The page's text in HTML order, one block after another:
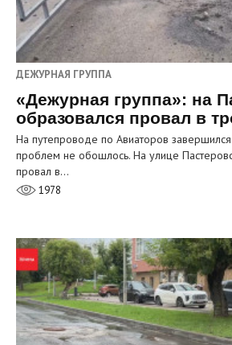
ДЕЖУРНАЯ ГРУППА
«Дежурная группа»: на
образовался провал в
На путепроводе по Авиаторов
проблем не обошлось. На улице
провал в…
1978